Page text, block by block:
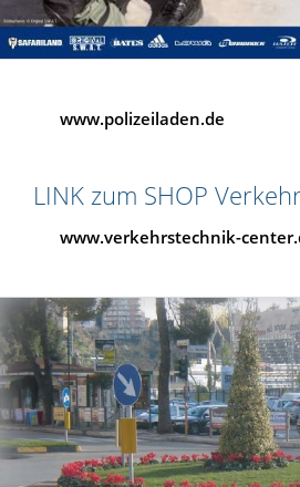
www.polizeiladen.de
LINK zum SHOP
www.verkehrstechnik-